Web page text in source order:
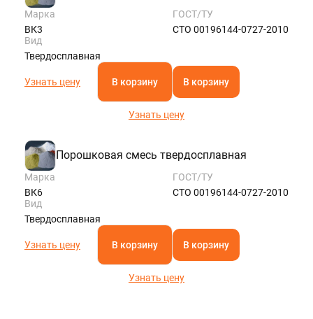
Марка
ВК3
ГОСТ/ТУ
СТО 00196144-0727-2010
Вид
Твердосплавная
Узнать цену В корзину В корзину
Узнать цену
Порошковая смесь твердосплавная
Марка
ВК6
ГОСТ/ТУ
СТО 00196144-0727-2010
Вид
Твердосплавная
Узнать цену В корзину В корзину
Узнать цену